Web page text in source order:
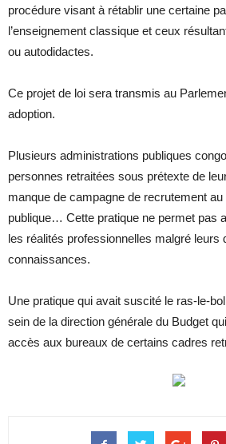
procédure visant à rétablir une certaine
l’enseignement classique et ceux
ou autodidactes.
Ce projet de loi sera transmis au
adoption.
Plusieurs administrations publiques
personnes retraitées sous prétexte de
manque de campagne de recrutement
publique… Cette pratique ne permet pas
les réalités professionnelles malgré leurs
connaissances.
Une pratique qui avait suscité le ras-le-
sein de la direction générale du Budget
accès aux bureaux de certains cadres